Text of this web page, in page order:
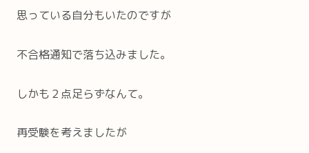
思っている自分もいたのですが
不合格通知で落ち込みました。
しかも２点足らずなんて。
再受験を考えましたが